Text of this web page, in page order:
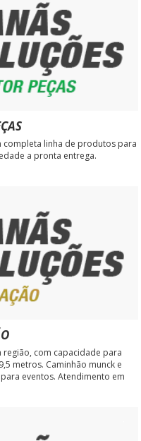
completa linha de produtos para
a pronta entrega.
com capacidade para
metros. Caminhão munck e
eventos. Atendimento em